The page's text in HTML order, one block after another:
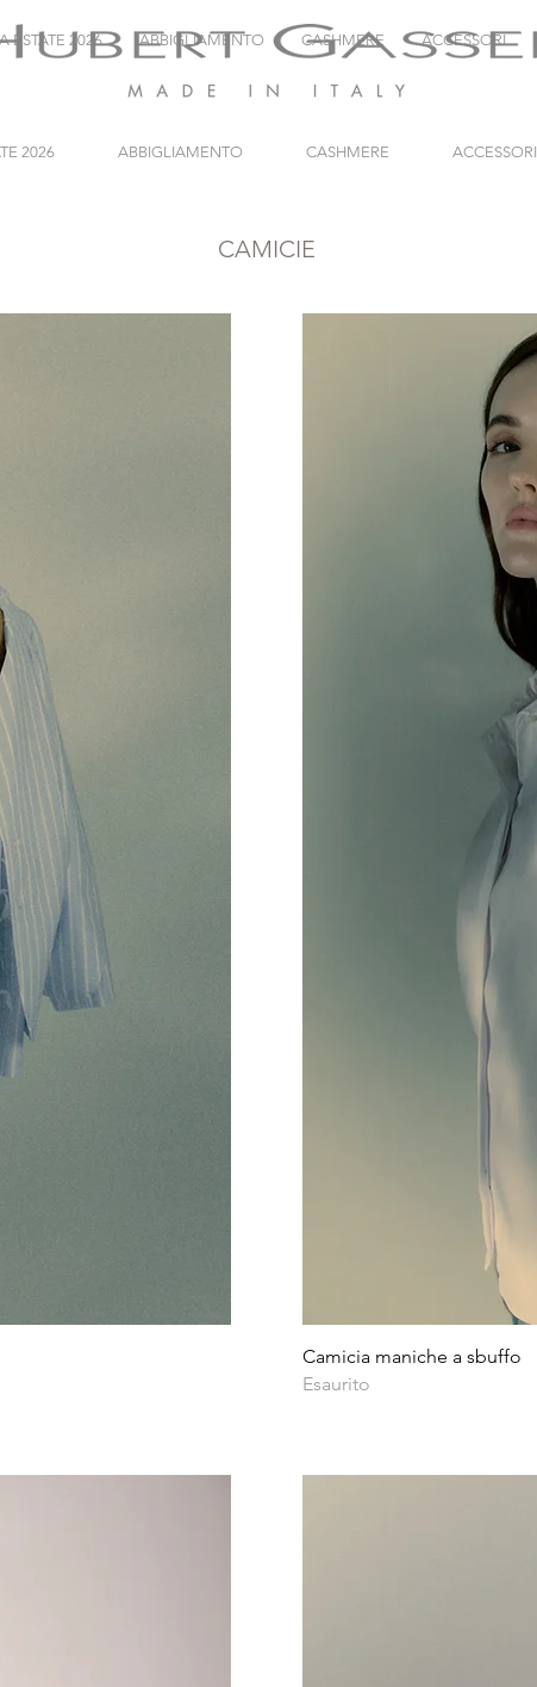
ESTATE 2026 ABBIGLIAMENTO CASHMERE ACCESSORI
2026 ABBIGLIAMENTO CASHMERE ACCESSORI
CAMICIE
Camicia maniche a sbuffo
Esaurito